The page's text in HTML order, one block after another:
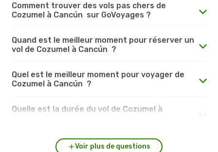
Comment trouver des vols pas chers de
Cozumel à Cancún sur GoVoyages ?
Quand est le meilleur moment pour réserver un
vol de Cozumel à Cancún ?
Quel est le meilleur moment pour voyager de
Cozumel à Cancún ?
Quelle est la durée du vol de Cozumel à
Voir plus de questions